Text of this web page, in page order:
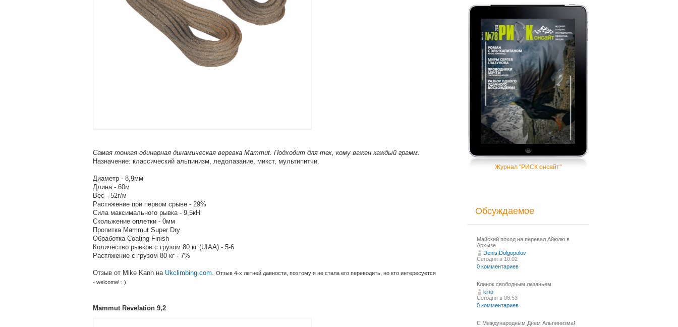
Самая тонкая одинарная динамическая веревка Mammut. Подходит для тех, кому важен каждый грамм.
Назначение: классический альпинизм, ледолазание, микст, мультипитчи.
Диаметр - 8,9мм
Длина - 60м
Вес - 52г/м
Растяжение при первом срыве - 29%
Сила максимального рывка - 9,5кН
Скольжение оплетки - 0мм
Пропитка Mammut Super Dry
Обработка Coating Finish
Количество рывков с грузом 80 кг (UIAA) - 5-6
Растяжение с грузом 80 кг - 7%
Отзыв от Mike Kann на Ukclimbing.com. Отзыв 4-х летней давности, поэтому я не стала его переводить, но кто интересуется
- welcome! : )
Mammut Revelation 9,2
Журнал "РИСК онсайт"
Обсуждаемое
Майский поход на перевал Айюлю в
Архызе
Denis.Dolgopolov
Сегодня в 10:02
0 комментариев
Клинок свободным лазаньем
kino
Сегодня в 06:53
0 комментариев
С Международным Днем Альпинизма!⁠